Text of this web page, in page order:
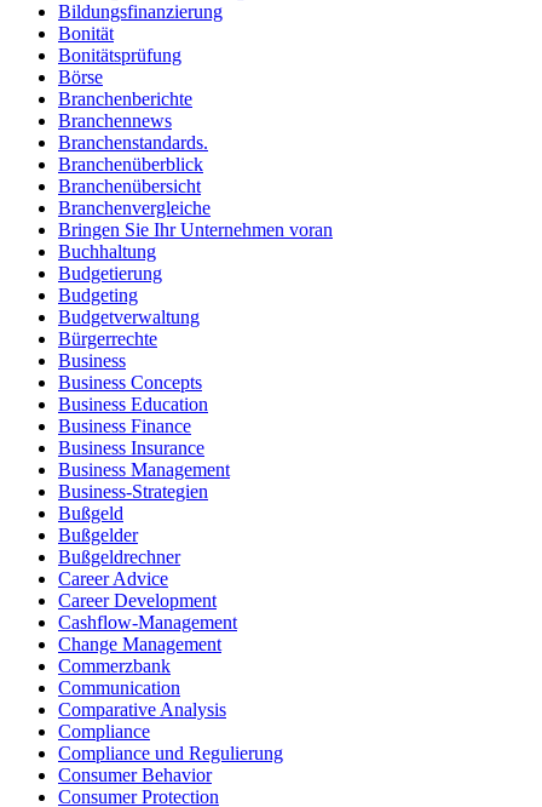
Bildungsfinanzierung
Bonität
Bonitätsprüfung
Börse
Branchenberichte
Branchennews
Branchenstandards.
Branchenüberblick
Branchenübersicht
Branchenvergleiche
Bringen Sie Ihr Unternehmen voran
Buchhaltung
Budgetierung
Budgeting
Budgetverwaltung
Bürgerrechte
Business
Business Concepts
Business Education
Business Finance
Business Insurance
Business Management
Business-Strategien
Bußgeld
Bußgelder
Bußgeldrechner
Career Advice
Career Development
Cashflow-Management
Change Management
Commerzbank
Communication
Comparative Analysis
Compliance
Compliance und Regulierung
Consumer Behavior
Consumer Protection